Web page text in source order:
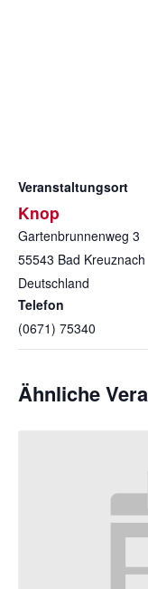
Veranstaltungsort
Knop
Gartenbrunnenweg 3
55543 Bad Kreuznach
Deutschland
Telefon
(0671) 75340
Ähnliche